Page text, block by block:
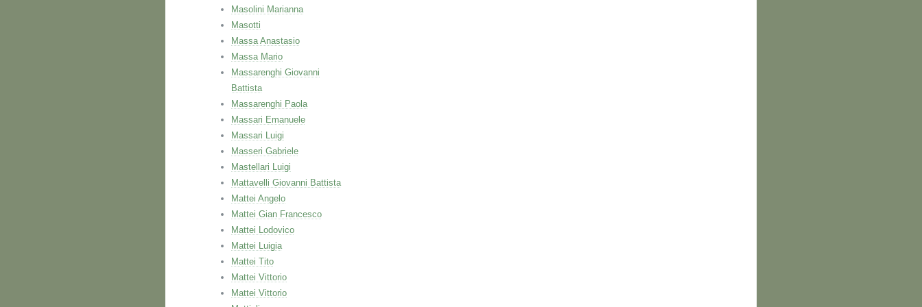
Masolini Marianna
Masotti
Massa Anastasio
Massa Mario
Massarenghi Giovanni
Battista
Massarenghi Paola
Massari Emanuele
Massari Luigi
Masseri Gabriele
Mastellari Luigi
Mattavelli Giovanni Battista
Mattei Angelo
Mattei Gian Francesco
Mattei Lodovico
Mattei Luigia
Mattei Tito
Mattei Vittorio
Mattei Vittorio